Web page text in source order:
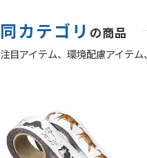
同カテゴリ の商品
注目アイテム、 環境配慮アイテム、